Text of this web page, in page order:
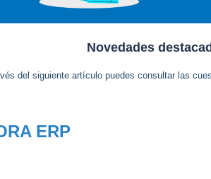
Novedades
del siguiente artículo puedes consultar las
ERP